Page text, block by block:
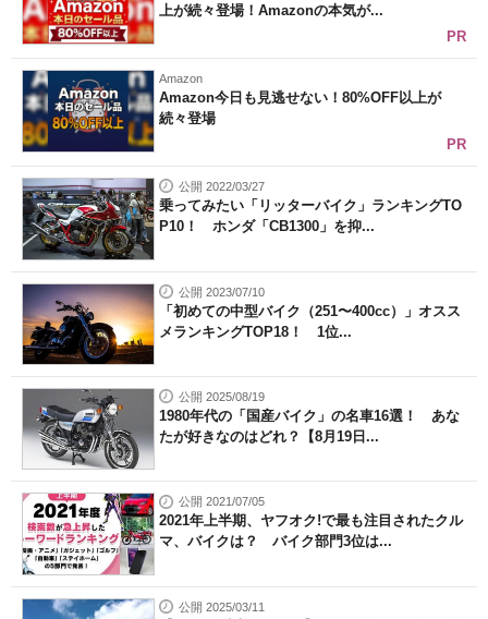
上が続々登場！Amazonの本気が...
PR
Amazon
Amazon今日も見逃せない！80%OFF以上が
続々登場
PR
公開 2022/03/27
乗ってみたい「リッターバイク」ランキングTO
P10！ ホンダ「CB1300」を抑...
公開 2023/07/10
「初めての中型バイク（251〜400cc）」オスス
メランキングTOP18！ 1位...
公開 2025/08/19
1980年代の「国産バイク」の名車16選！ あな
たが好きなのはどれ？【8月19日...
公開 2021/07/05
2021年上半期、ヤフオク!で最も注目されたクル
マ、バイクは？ バイク部門3位は...
公開 2025/03/11